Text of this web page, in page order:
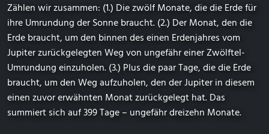
Zählen wir zusammen: (1.) Die zwölf Monate, die die Erde für
ihre Umrundung der Sonne braucht. (2.) Der Monat, den die
Erde braucht, um den binnen des einen Erdenjahres vom
Jupiter zurückgelegten Weg von ungefähr einer Zwölftel-
Umrundung einzuholen. (3.) Plus die paar Tage, die die Erde
braucht, um den Weg aufzuholen, den der Jupiter in diesem
einen zuvor erwähnten Monat zurückgelegt hat. Das
summiert sich auf 399 Tage – ungefähr dreizehn Monate.